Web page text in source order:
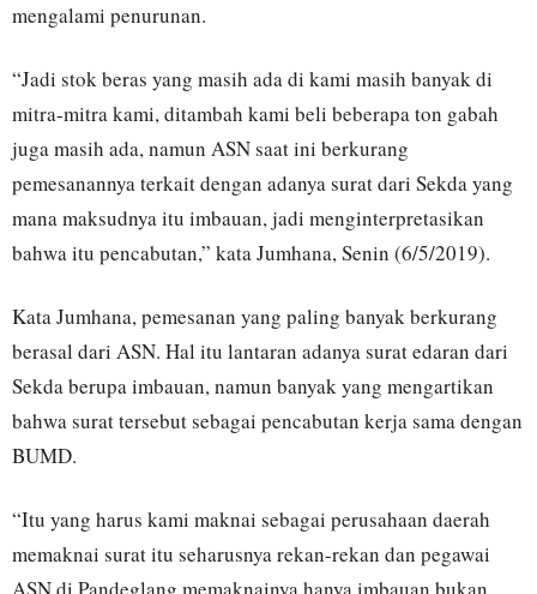
mengalami penurunan.
“Jadi stok beras yang masih ada di kami masih banyak di
mitra-mitra kami, ditambah kami beli beberapa ton gabah
juga masih ada, namun ASN saat ini berkurang
pemesanannya terkait dengan adanya surat dari Sekda yang
mana maksudnya itu imbauan, jadi menginterpretasikan
bahwa itu pencabutan,” kata Jumhana, Senin (6/5/2019).
Kata Jumhana, pemesanan yang paling banyak berkurang
berasal dari ASN. Hal itu lantaran adanya surat edaran dari
Sekda berupa imbauan, namun banyak yang mengartikan
bahwa surat tersebut sebagai pencabutan kerja sama dengan
BUMD.
“Itu yang harus kami maknai sebagai perusahaan daerah
memaknai surat itu seharusnya rekan-rekan dan pegawai